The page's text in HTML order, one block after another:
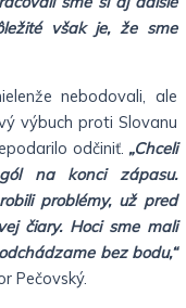
však je, že sme
nebodovali, ale
výbuch proti Slovanu
odčiniť. „Chceli
na konci zápasu.
problémy, už pred
čiary. Hoci sme mali
bez bodu,“
Pečovský.